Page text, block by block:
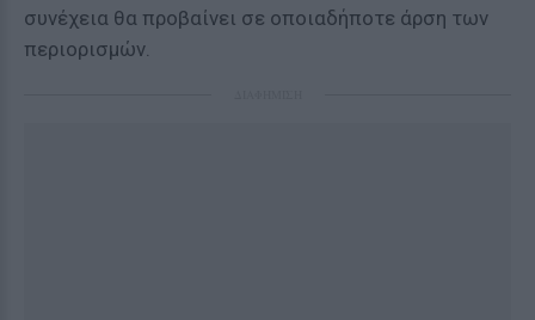
συνέχεια θα προβαίνει σε οποιαδήποτε άρση των
περιορισμών.